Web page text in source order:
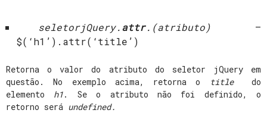
seletorjQuery.attr.(atributo) –
$(‘h1’).attr(‘title’)
Retorna o valor do atributo do seletor jQuery em
questão. No exemplo acima, retorna o
title do
elemento h1. Se o atributo não foi definido, o
retorno será undefined.